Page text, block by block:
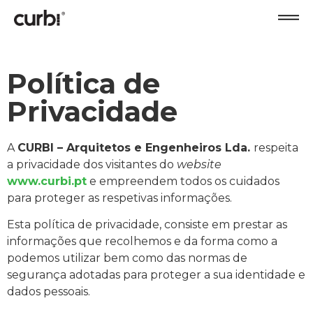
Política de
Privacidade
A CURBI – Arquitetos e Engenheiros Lda. respeita
a privacidade dos visitantes do website
www.curbi.pt e empreendem todos os cuidados
para proteger as respetivas informações.
Esta política de privacidade, consiste em prestar as
informações que recolhemos e da forma como a
podemos utilizar bem como das normas de
segurança adotadas para proteger a sua identidade e
dados pessoais.